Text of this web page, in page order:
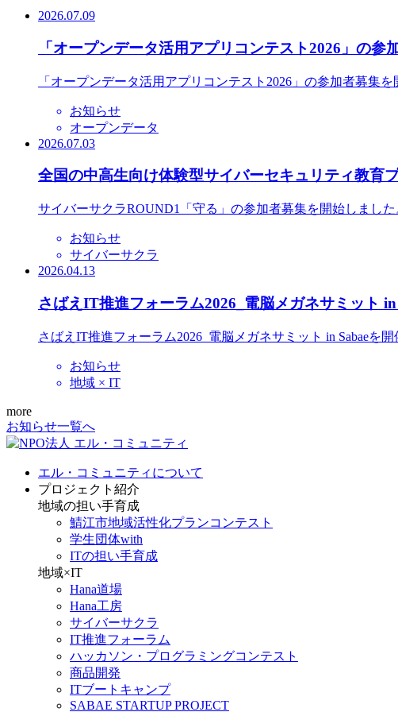
2026.07.09
「オープンデータ活用アプリコンテスト2026」の参
「オープンデータ活用アプリコンテスト2026」の参加者募集を
お知らせ
オープンデータ
2026.07.03
全国の中高生向け体験型サイバーセキュリティ教育
サイバーサクラROUND1「守る」の参加者募集を開始しました
お知らせ
サイバーサクラ
2026.04.13
さばえIT推進フォーラム2026_電脳メガネサミット in
さばえIT推進フォーラム2026_電脳メガネサミット in Sabaeを開
お知らせ
地域 × IT
more
お知らせ一覧へ
エル・コミュニティについて
プロジェクト紹介
地域の担い手育成
鯖江市地域活性化プランコンテスト
学生団体with
ITの担い手育成
地域×IT
Hana道場
Hana工房
サイバーサクラ
IT推進フォーラム
ハッカソン・プログラミングコンテスト
商品開発
ITブートキャンプ
SABAE STARTUP PROJECT